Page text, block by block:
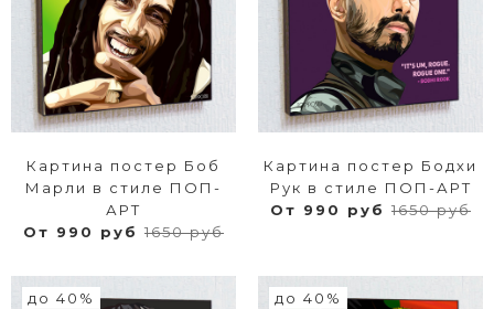
Картина постер Боб
Марли в стиле ПОП-
АРТ
От 990 руб 1650 руб
Картина постер Бодхи
Рук в стиле ПОП-АРТ
От 990 руб 1650 руб
до 40% до 40%